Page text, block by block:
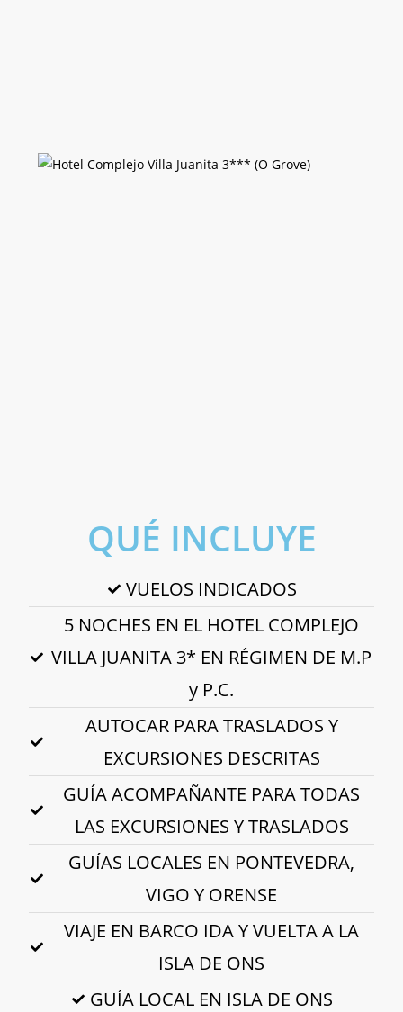
QUÉ INCLUYE
VUELOS INDICADOS
5 NOCHES EN EL HOTEL COMPLEJO
VILLA JUANITA 3* EN RÉGIMEN DE M.P
y P.C.
AUTOCAR PARA TRASLADOS Y
EXCURSIONES DESCRITAS
GUÍA ACOMPAÑANTE PARA TODAS
LAS EXCURSIONES Y TRASLADOS
GUÍAS LOCALES EN PONTEVEDRA,
VIGO Y ORENSE
VIAJE EN BARCO IDA Y VUELTA A LA
ISLA DE ONS
GUÍA LOCAL EN ISLA DE ONS